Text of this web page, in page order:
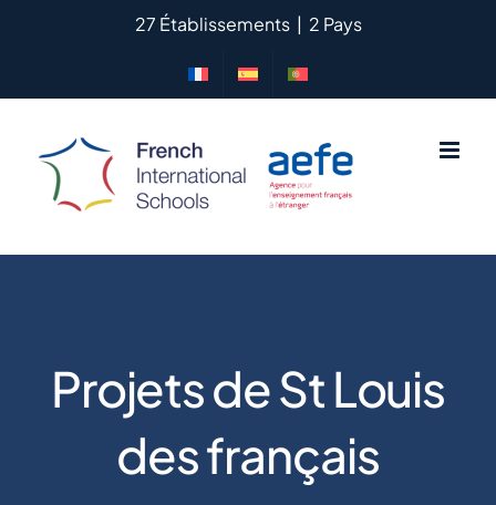
27 Établissements | 2 Pays
Projets de St Louis
des français